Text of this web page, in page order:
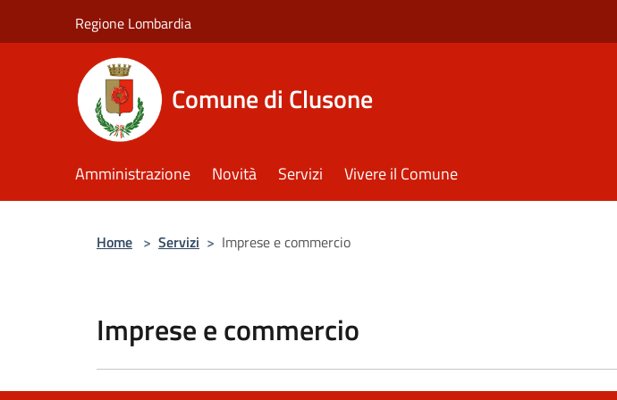
Regione Lombardia
Comune di Clusone
Amministrazione Novità Servizi Vivere il Comune
Home > Servizi > Imprese e commercio
Imprese e commercio